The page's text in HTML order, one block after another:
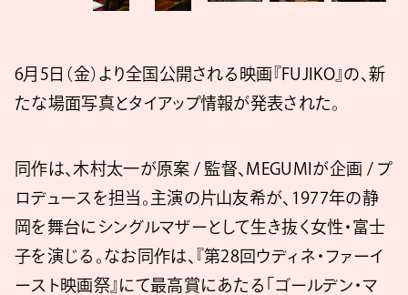
6月5日（金）より全国公開される映画『FUJIKO』の、新
たな場面写真とタイアップ情報が発表された。
同作は、木村太一が原案 / 監督、MEGUMIが企画 / プ
ロデュースを担当。主演の片山友希が、1977年の静
岡を舞台にシングルマザーとして生き抜く女性・富士
子を演じる。なお同作は、『第28回ウディネ・ファーイ
ースト映画祭』にて最高賞にあたる「ゴールデン・マ